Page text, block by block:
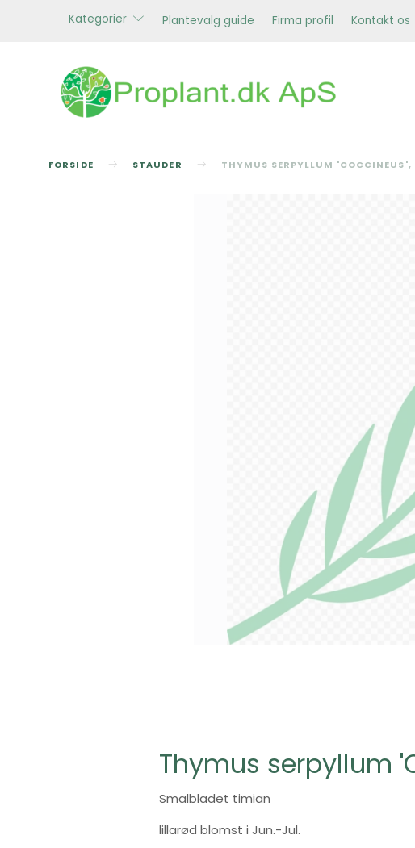
Kategorier Plantevalg guide Firma profil Kontakt os
FORSIDE STAUDER THYMUS SERPYLLUM
Thymus serpyllum
Smalbladet timian
lillarød blomst i Jun.-Jul.